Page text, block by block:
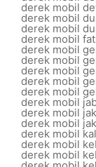
derek mobil
derek mobil
derek mobil
derek mobil
derek mobil
derek mobil
derek mobil
derek mobil
derek mobil
derek mobil
derek mobil
derek mobil
derek mobil
derek mobil
derek mobil